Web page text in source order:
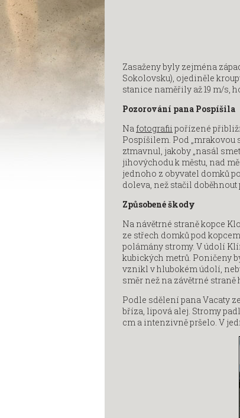
Zasaženy byly zejména
Sokolovsku), ojediněle
stanice naměřily až 19 m/s,
Pozorování pana Pospíšila
Na fotografii pořízené
Pospíšilem. Pod „mrakovou
ztmavnul, jakoby „nasál
jihovýchodu k městu, nad
jednoho z obyvatel domků
doleva, než stačil doběhnout
Způsobené škody
Na návětrné straně kopce
ze střech domků pod
polámány stromy. V údolí
kubických metrů. Poničeny
vznikl v hlubokém údolí,
směr než na závětrné straně
Podle sdělení pana Vacaty
bříza, lipová alej. Stromy
cm a intenzivně pršelo. V